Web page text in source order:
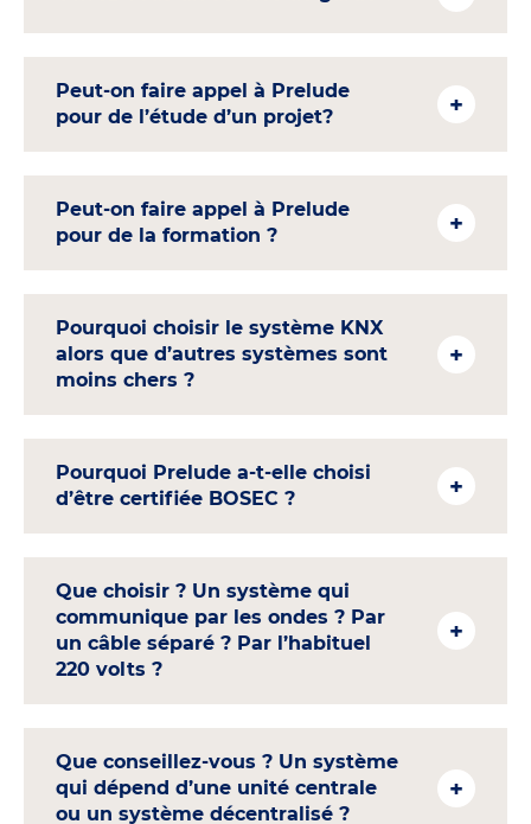
Peut-on faire appel à Prelude
pour de l’étude d’un projet?
Peut-on faire appel à Prelude
pour de la formation ?
Pourquoi choisir le système KNX
alors que d’autres systèmes sont
moins chers ?
Pourquoi Prelude a-t-elle choisi
d’être certifiée BOSEC ?
Que choisir ? Un système qui
communique par les ondes ? Par
un câble séparé ? Par l’habituel
220 volts ?
Que conseillez-vous ? Un système
qui dépend d’une unité centrale
ou un système décentralisé ?